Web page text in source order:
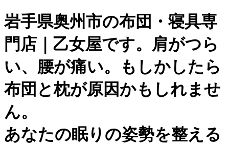
岩手県奥州市の布団・寝具専
門店｜乙女屋です。肩がつら
い、腰が痛い。もしかしたら
布団と枕が原因かもしれませ
ん。
あなたの眠りの姿勢を整える